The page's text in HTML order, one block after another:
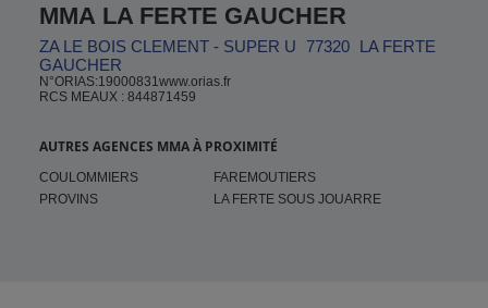
MMA LA FERTE GAUCHER
ZA LE BOIS CLEMENT - SUPER U 77320 LA FERTE
GAUCHER
N°ORIAS:19000831www.orias.fr
RCS MEAUX : 844871459
AUTRES AGENCES MMA À PROXIMITÉ
COULOMMIERS
FAREMOUTIERS
PROVINS
LA FERTE SOUS JOUARRE